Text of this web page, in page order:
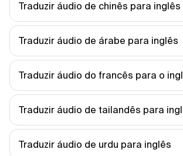
Traduzir áudio de chinês para inglês
Traduzir áudio de árabe para inglês
Traduzir áudio do francês para o
Traduzir áudio de tailandês para
Traduzir áudio de urdu para inglês